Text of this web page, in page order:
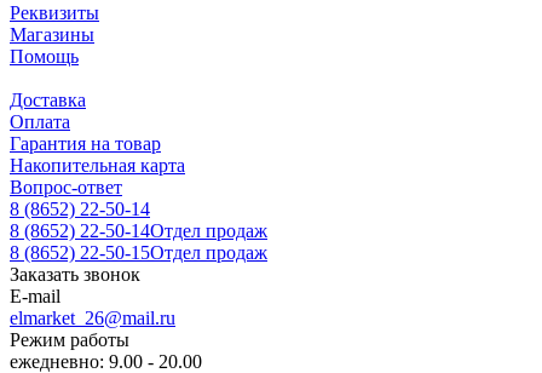
Реквизиты
Магазины
Помощь
Доставка
Оплата
Гарантия на товар
Накопительная карта
Вопрос-ответ
8 (8652) 22-50-14
8 (8652) 22-50-14Отдел продаж
8 (8652) 22-50-15Отдел продаж
Заказать звонок
E-mail
elmarket_26@mail.ru
Режим работы
ежедневно: 9.00 - 20.00